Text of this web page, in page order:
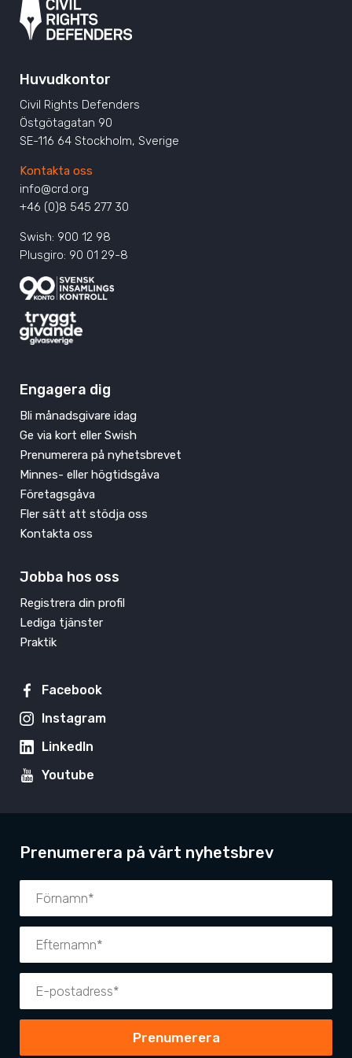
Huvudkontor
Civil Rights Defenders
Östgötagatan 90
SE-116 64 Stockholm, Sverige
Kontakta oss
info@crd.org
+46 (0)8 545 277 30
Swish: 900 12 98
Plusgiro: 90 01 29-8
Engagera dig
Bli månadsgivare idag
Ge via kort eller Swish
Prenumerera på nyhetsbrevet
Minnes- eller högtidsgåva
Företagsgåva
Fler sätt att stödja oss
Kontakta oss
Jobba hos oss
Registrera din profil
Lediga tjänster
Praktik
Facebook
Instagram
LinkedIn
Youtube
Prenumerera på vårt nyhetsbrev